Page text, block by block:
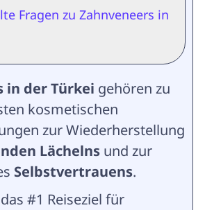
Fragen zu Zahnveneers in
in der Türkei gehören zu
kosmetischen
zur Wiederherstellung
Lächelnsund zur
Selbstvertrauens.
#1 Reiseziel für